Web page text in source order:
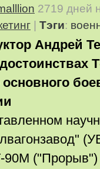
2719 дней
Тэги:
Андрей
90М